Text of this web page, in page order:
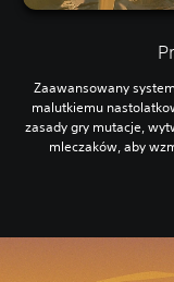
Zaawansowany
malutkiemu
zasady gry mutacje,
mleczaków, aby